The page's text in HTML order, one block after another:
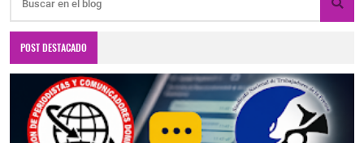
POST DESTACADO